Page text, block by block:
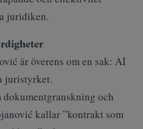
juridiken.
är överens om en sak: AI
juristyrket.
och
kallar ”kontrakt som